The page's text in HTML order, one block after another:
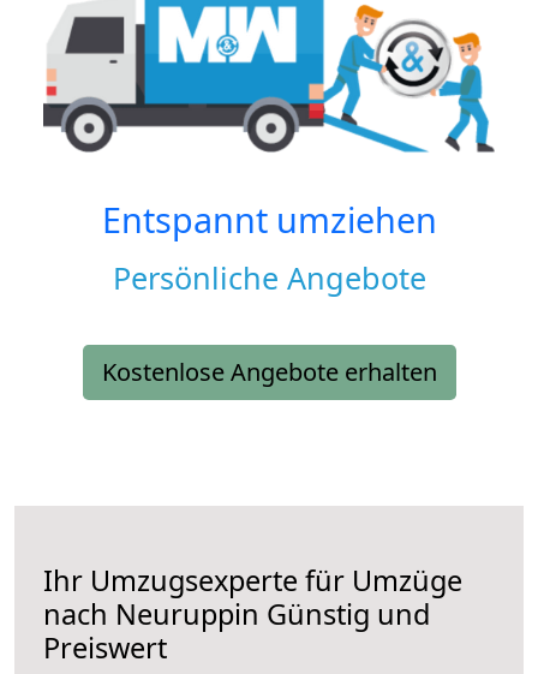
Entspannt umziehen
Persönliche Angebote
Kostenlose Angebote erhalten
Ihr Umzugsexperte für Umzüge
nach Neuruppin Günstig und
Preiswert